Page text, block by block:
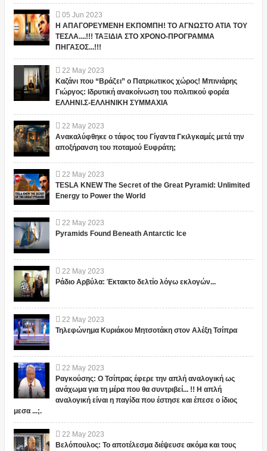
05 Jun 2023
Η ΑΠΑΓΟΡΕΥΜΕΝΗ ΕΚΠΟΜΠΗ! ΤΟ ΑΓΝΩΣΤΟ ΑΤΙΑ ΤΟΥ
ΤΕΣΛΑ....!!! ΤΑΞΙΔΙΑ ΣΤΟ ΧΡΟΝΟ-ΠΡΟΓΡΑΜΜΑ
ΠΗΓΑΣΟΣ...!!!
22 May 2023
Καζάνι που “Βράζει” ο Πατριωτικος χώρος! Μπινιάρης
Γιώργος: Ιδρυτική ανακοίνωση του πολιτικού φορέα
ΕΛΛΗΝΙ.Σ-ΕΛΛΗΝΙΚΗ ΣΥΜΜΑΧΙΑ
22 May 2023
Ανακαλύφθηκε ο τάφος του Γίγαντα Γκιλγκαμές μετά την
αποξήρανση του ποταμού Ευφράτη;
22 May 2023
TESLA KNEW The Secret of the Great Pyramid: Unlimited
Energy to Power the World
22 May 2023
Pyramids Found Beneath Antarctic Ice
22 May 2023
Ράδιο Αρβύλα: Έκτακτο δελτίο λόγω εκλογών...
22 May 2023
Τηλεφώνημα Κυριάκου Μητσοτάκη στον Αλέξη Τσίπρα
22 May 2023
Ραγκούσης: Ο Τσίπρας έφερε την απλή αναλογική ως
ανάχωμα για τη μέρα που θα συντριβεί... !! Η απλή
αναλογική είναι η παγίδα που έστησε και έπεσε ο ίδιος
μεσα ...;.
22 May 2023
Βελόπουλος: Το αποτέλεσμα διέψευσε ακόμα και τους